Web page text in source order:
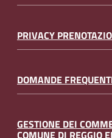
PRIVACY
DOMANDE
GESTIONE DEI
COMUNE DI REGGIO